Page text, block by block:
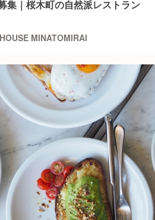
集｜桜木町の自然派レストラン
MINATOMIRAI